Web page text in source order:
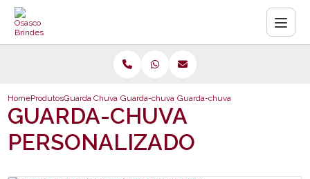
HomeProdutosGuarda Chuva PersonalizadoGuarda-chuva personalizadoGuarda-chuva invertido com forro
GUARDA-CHUVA
PERSONALIZADO